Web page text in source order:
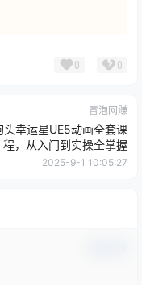
0 0
冒泡网赚
头幸运星UE5动画全套课
程，从入门到实操全掌握
2025-9-1 10:05:27